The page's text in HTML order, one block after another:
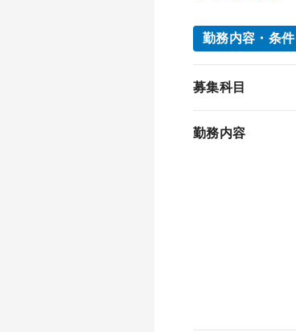
勤務内容・条件
募集科目
勤務内容